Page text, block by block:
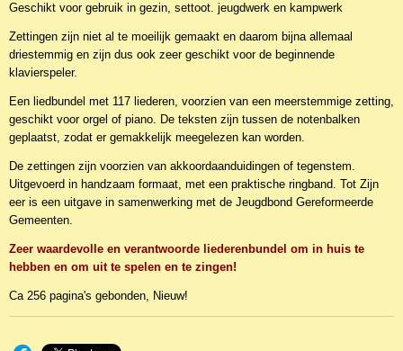
9789033124662
Geschikt voor gebruik in gezin, settoot. jeugdwerk en kampwerk
Zettingen zijn niet al te moeilijk gemaakt en daarom bijna allemaal
driestemmig en zijn dus ook zeer geschikt voor de beginnende
klavierspeler.
Een liedbundel met 117 liederen, voorzien van een meerstemmige zetting,
geschikt voor orgel of piano. De teksten zijn tussen de notenbalken
geplaatst, zodat er gemakkelijk meegelezen kan worden.
De zettingen zijn voorzien van akkoordaanduidingen of tegenstem.
Uitgevoerd in handzaam formaat, met een praktische ringband. Tot Zijn
eer is een uitgave in samenwerking met de Jeugdbond Gereformeerde
Gemeenten.
Zeer waardevolle en verantwoorde liederenbundel om in huis te
hebben en om uit te spelen en te zingen!
Ca 256 pagina's gebonden, Nieuw!